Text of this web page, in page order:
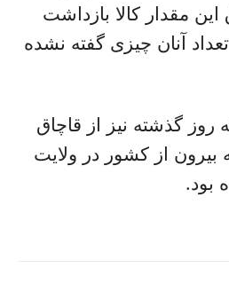
این مقدار کالا بازداشت
آنان چیزی گفته نشده
گذشته نیز از قاچاق
بیرون از کشور در ولایت
بود.